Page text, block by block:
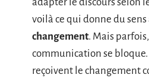
voilà ce qui donne du sens
changement. Mais
communication se
reçoivent le changement